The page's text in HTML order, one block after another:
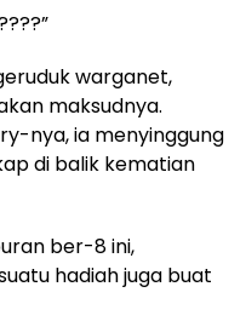
warganet,
maksudnya.
nya, ia menyinggung
di balik kematian
ber-8 ini,
hadiah juga buat